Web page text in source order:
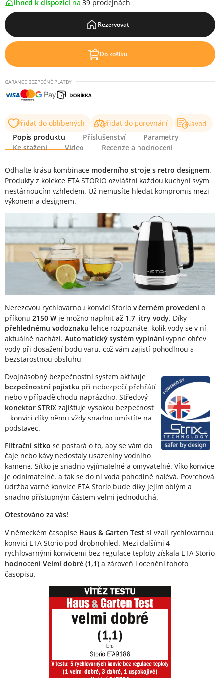
ihned k dispozici na 39 prodejnách
Rezervovat
Do košíku
GARANCE BEZPEČNÉ PLATBY
Přidat do oblíbených Přidat do porovnání
Návod
Popis produktu
Příslušenství
Parametry
Ke stažení
Video Recenze a hodnocení
Popis produktu
Odhalte krásu kombinace moderního stroje s retro designem.
Produkty z kolekce ETA STORIO ozvláštní každou kuchyni svým
nestárnoucím vzhledem. Už nemusíte hledat kompromis mezi
výkonem a designem.
Nerezovou rychlovarnou konvici Storio v černém provedení o
příkonu 2150 W je možno naplnit až 1,7 litry vody. Díky
přehlednému vodoznaku lehce rozpoznáte, kolik vody se v ní
aktuálně nachází. Automatický systém vypínání vypne ohřev
vody při dosažení bodu varu, což vám zajistí pohodlnou a
bezstarostnou obsluhu.
Dvojnásobný bezpečnostní systém aktivuje
bezpečnostní pojistku při nebezpečí přehřátí
nebo v případě chodu naprázdno. Středový
konektor STRIX zajišťuje vysokou bezpečnost
– konvici díky němu vždy snadno umístíte na
podstavec.
Filtrační sítko se postará o to, aby se vám do
čaje nebo kávy nedostaly usazeniny vodního
kamene. Sítko je snadno vyjímatelné a omyvatelné. Víko konvice
je odnímatelné, a tak se do ní voda pohodlně nalévá. Povrchová
údržba varné konvice ETA Storio bude díky jejím oblým a
snadno přístupným částem velmi jednoduchá.
Otestováno za vás!
V německém časopise Haus & Garten Test si vzali rychlovarnou
konvici ETA Storio pod drobnohled. Mezi dalšími 4
rychlovarnými konvicemi bez regulace teploty získala ETA Storio
hodnocení Velmi dobré (1,1) a zároveň i ocenění tohoto
časopisu.